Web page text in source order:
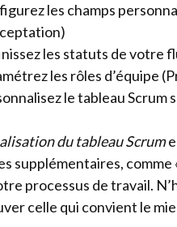
les champs
les statuts de votre
les rôles d’équipe
le tableau Scrum
du tableau Scrum
supplémentaires,
processus de travail.
celle qui convient le